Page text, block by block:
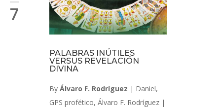
7
PALABRAS INÚTILES
VERSUS REVELACIÓN
DIVINA
By Álvaro F. Rodríguez | Daniel,
GPS profético, Álvaro F. Rodríguez |